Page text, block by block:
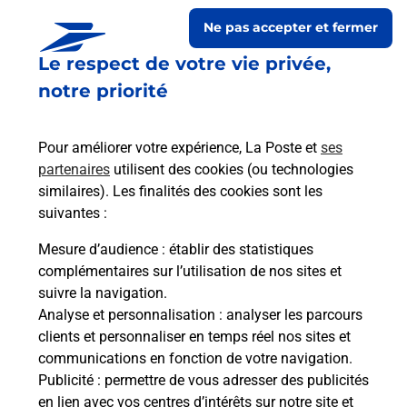
Le respect de votre vie privée,
notre priorité
Pour améliorer votre expérience, La Poste et ses
partenaires utilisent des cookies (ou technologies
similaires). Les finalités des cookies sont les
suivantes :
Mesure d’audience : établir des statistiques
complémentaires sur l’utilisation de nos sites et
suivre la navigation.
Analyse et personnalisation : analyser les parcours
clients et personnaliser en temps réel nos sites et
communications en fonction de votre navigation.
Publicité : permettre de vous adresser des publicités
en lien avec vos centres d’intérêts sur notre site et
Ne pas accepter et fermer
Prochaine collecte du courriersamedià 09h00
7 Rue Des Manoirs
35134 Sainte Colombe
Itinéraire
Le lien s'ouvre dans un nouvel onglet